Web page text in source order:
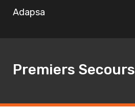
Adapsa
Premiers Secours